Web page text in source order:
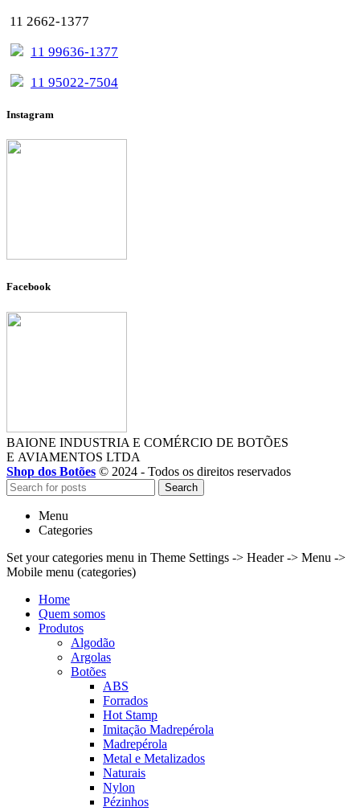
11 2662-1377
11 99636-1377
11 95022-7504
Instagram
Facebook
BAIONE INDUSTRIA E COMÉRCIO DE BOTÕES
E AVIAMENTOS LTDA
Shop dos Botões © 2024 - Todos os direitos reservados
Search
Menu
Categories
Set your categories menu in Theme Settings -> Header -> Menu ->
Mobile menu (categories)
Home
Quem somos
Produtos
Algodão
Argolas
Botões
ABS
Forrados
Hot Stamp
Imitação Madrepérola
Madrepérola
Metal e Metalizados
Naturais
Nylon
Pézinhos